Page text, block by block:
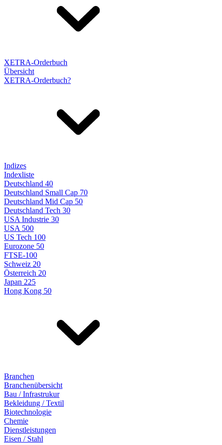
XETRA-Orderbuch
Übersicht
XETRA-Orderbuch?
Indizes
Indexliste
Deutschland 40
Deutschland Small Cap 70
Deutschland Mid Cap 50
Deutschland Tech 30
USA Industrie 30
USA 500
US Tech 100
Eurozone 50
FTSE-100
Schweiz 20
Österreich 20
Japan 225
Hong Kong 50
Branchen
Branchenübersicht
Bau / Infrastrukur
Bekleidung / Textil
Biotechnologie
Chemie
Dienstleistungen
Eisen / Stahl